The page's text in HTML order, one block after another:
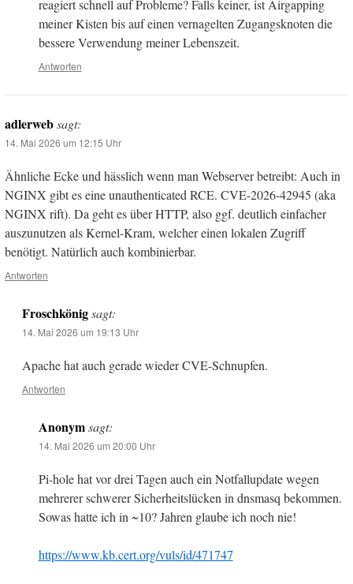
reagiert schnell auf Probleme? Falls keiner, ist Airgapping
meiner Kisten bis auf einen vernagelten Zugangsknoten die
bessere Verwendung meiner Lebenszeit.
Antworten
adlerwebsagt:
14. Mai 2026 um 12:15 Uhr
Ähnliche Ecke und hässlich wenn man Webserver betreibt: Auch in
NGINX gibt es eine unauthenticated RCE. CVE-2026-42945 (aka
NGINX rift). Da geht es über HTTP, also ggf. deutlich einfacher
auszunutzen als Kernel-Kram, welcher einen lokalen Zugriff
benötigt. Natürlich auch kombinierbar.
Antworten
Froschkönig sagt:
14. Mai 2026 um 19:13 Uhr
Apache hat auch gerade wieder CVE-Schnupfen.
Antworten
Anonym sagt:
14. Mai 2026 um 20:00 Uhr
Pi-hole hat vor drei Tagen auch ein Notfallupdate wegen
mehrerer schwerer Sicherheitslücken in dnsmasq bekommen.
Sowas hatte ich in ~10? Jahren glaube ich noch nie!
https://www.kb.cert.org/vuls/id/471747